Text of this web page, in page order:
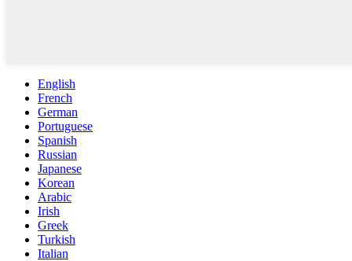
English
French
German
Portuguese
Spanish
Russian
Japanese
Korean
Arabic
Irish
Greek
Turkish
Italian